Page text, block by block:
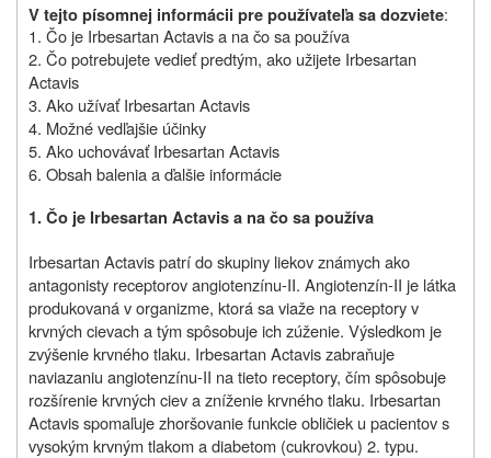
V tejto písomnej informácii pre používateľa sa dozviete:
1. Čo je Irbesartan Actavis a na čo sa používa
2. Čo potrebujete vedieť predtým, ako užijete Irbesartan
Actavis
3. Ako užívať Irbesartan Actavis
4. Možné vedľajšie účinky
5. Ako uchovávať Irbesartan Actavis
6. Obsah balenia a ďalšie informácie
1.Čo je Irbesartan Actavis a na čo sa používa
Irbesartan Actavis patrí do skupiny liekov známych ako
antagonisty receptorov angiotenzínu-II. Angiotenzín-II je látka
produkovaná v organizme, ktorá sa viaže na receptory v
krvných cievach a tým spôsobuje ich zúženie. Výsledkom je
zvýšenie krvného tlaku. Irbesartan Actavis zabraňuje
naviazaniu angiotenzínu-II na tieto receptory, čím spôsobuje
rozšírenie krvných ciev a zníženie krvného tlaku. Irbesartan
Actavis spomaľuje zhoršovanie funkcie obličiek u pacientov s
vysokým krvným tlakom a diabetom (cukrovkou) 2. typu.